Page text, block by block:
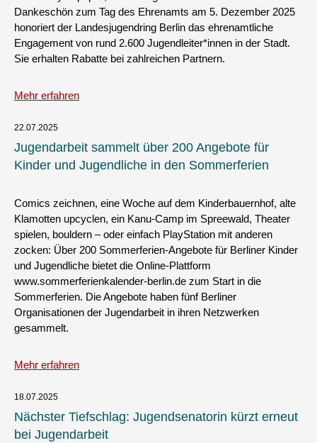
Dankeschön zum Tag des Ehrenamts am 5. Dezember 2025
honoriert der Landesjugendring Berlin das ehrenamtliche
Engagement von rund 2.600 Jugendleiter*innen in der Stadt.
Sie erhalten Rabatte bei zahlreichen Partnern.
Mehr erfahren
22.07.2025
Jugendarbeit sammelt über 200 Angebote für
Kinder und Jugendliche in den Sommerferien
Comics zeichnen, eine Woche auf dem Kinderbauernhof, alte
Klamotten upcyclen, ein Kanu-Camp im Spreewald, Theater
spielen, bouldern – oder einfach PlayStation mit anderen
zocken: Über 200 Sommerferien-Angebote für Berliner Kinder
und Jugendliche bietet die Online-Plattform
www.sommerferienkalender-berlin.de zum Start in die
Sommerferien. Die Angebote haben fünf Berliner
Organisationen der Jugendarbeit in ihren Netzwerken
gesammelt.
Mehr erfahren
18.07.2025
Nächster Tiefschlag: Jugendsenatorin kürzt erneut
bei Jugendarbeit